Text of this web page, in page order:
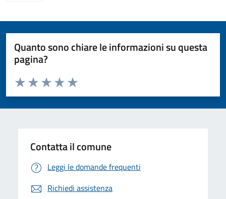
Quanto sono chiare le informazioni su questa
pagina?
Valuta da 1 a 5 stelle la pagina
Valuta 5 stelle su 5
Valuta 4 stelle su 5
Valuta 3 stelle su 5
Valuta 2 stelle su 5
Valuta 1 stelle su 5
Contatta il comune
Leggi le domande frequenti
Richiedi assistenza